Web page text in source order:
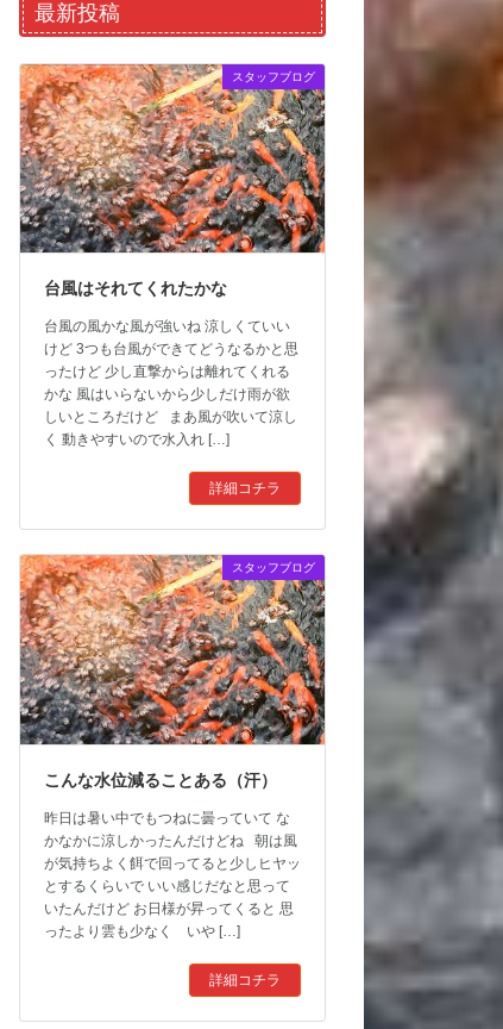
最新投稿
スタッフブログ
台風はそれてくれたかな
台風の風かな風が強いね 涼しくていい
けど 3つも台風ができてどうなるかと思
ったけど 少し直撃からは離れてくれる
かな 風はいらないから少しだけ雨が欲
しいところだけど まあ風が吹いて涼し
く 動きやすいので水入れ […]
詳細コチラ
スタッフブログ
こんな水位減ることある（汗）
昨日は暑い中でもつねに曇っていて な
かなかに涼しかったんだけどね 朝は風
が気持ちよく餌で回ってると少しヒヤッ
とするくらいで いい感じだなと思って
いたんだけど お日様が昇ってくると 思
ったより雲も少なく いや […]
詳細コチラ